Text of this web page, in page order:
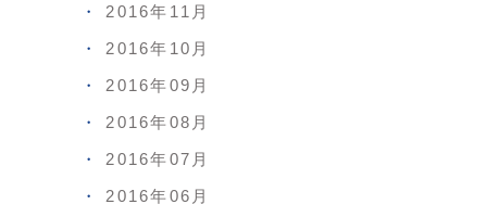
2016年11月
2016年10月
2016年09月
2016年08月
2016年07月
2016年06月